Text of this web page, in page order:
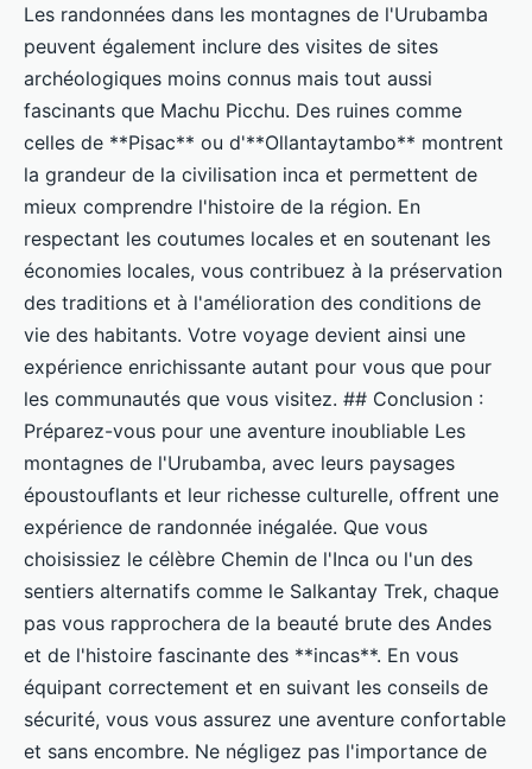
Les randonnées dans les montagnes de l'Urubamba
peuvent également inclure des visites de sites
archéologiques moins connus mais tout aussi
fascinants que Machu Picchu. Des ruines comme
celles de **Pisac** ou d'**Ollantaytambo** montrent
la grandeur de la civilisation inca et permettent de
mieux comprendre l'histoire de la région. En
respectant les coutumes locales et en soutenant les
économies locales, vous contribuez à la préservation
des traditions et à l'amélioration des conditions de
vie des habitants. Votre voyage devient ainsi une
expérience enrichissante autant pour vous que pour
les communautés que vous visitez. ## Conclusion :
Préparez-vous pour une aventure inoubliable Les
montagnes de l'Urubamba, avec leurs paysages
époustouflants et leur richesse culturelle, offrent une
expérience de randonnée inégalée. Que vous
choisissiez le célèbre Chemin de l'Inca ou l'un des
sentiers alternatifs comme le Salkantay Trek, chaque
pas vous rapprochera de la beauté brute des Andes
et de l'histoire fascinante des **incas**. En vous
équipant correctement et en suivant les conseils de
sécurité, vous vous assurez une aventure confortable
et sans encombre. Ne négligez pas l'importance de